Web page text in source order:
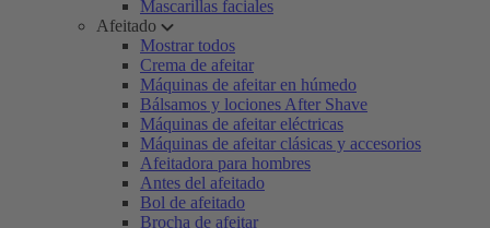
Mascarillas faciales
Afeitado
Mostrar todos
Crema de afeitar
Máquinas de afeitar en húmedo
Bálsamos y lociones After Shave
Máquinas de afeitar eléctricas
Máquinas de afeitar clásicas y accesorios
Afeitadora para hombres
Antes del afeitado
Bol de afeitado
Brocha de afeitar